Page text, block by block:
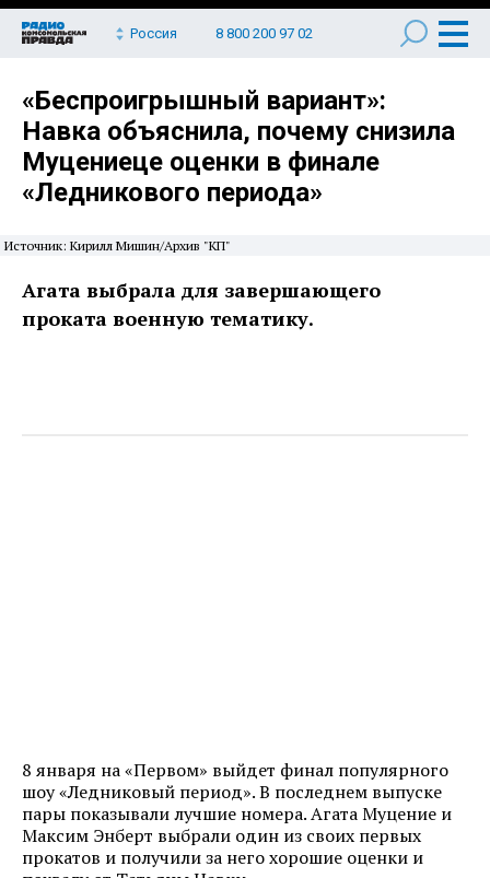
Россия 8 800 200 97 02
«Беспроигрышный вариант»:
Навка объяснила, почему снизила
Муцениеце оценки в финале
«Ледникового периода»
Источник: Кирилл Мишин/Архив "КП"
Агата выбрала для завершающего
проката военную тематику.
8 января на «Первом» выйдет финал популярного
шоу «Ледниковый период». В последнем выпуске
пары показывали лучшие номера. Агата Муцение и
Максим Энберт выбрали один из своих первых
прокатов и получили за него хорошие оценки и